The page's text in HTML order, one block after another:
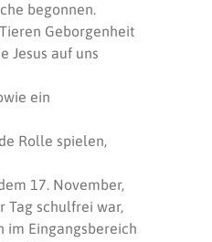
begonnen.
Geborgenheit
Jesus auf uns
ein
Rolle spielen,
17. November,
Tag schulfrei war,
im Eingangsbereich